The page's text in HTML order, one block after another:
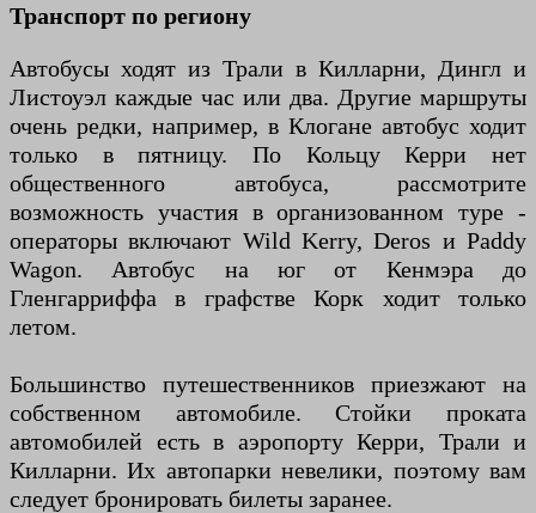
Транспорт по региону
Автобусы ходят из Трали в Килларни, Дингл и
Листоуэл каждые час или два. Другие маршруты
очень редки, например, в Клогане автобус ходит
только в пятницу. По Кольцу Керри нет
общественного автобуса, рассмотрите
возможность участия в организованном туре -
операторы включают Wild Kerry, Deros и Paddy
Wagon. Автобус на юг от Кенмэра до
Гленгарриффа в графстве Корк ходит только
летом.
Большинство путешественников приезжают на
собственном автомобиле. Стойки проката
автомобилей есть в аэропорту Керри, Трали и
Килларни. Их автопарки невелики, поэтому вам
следует бронировать билеты заранее.